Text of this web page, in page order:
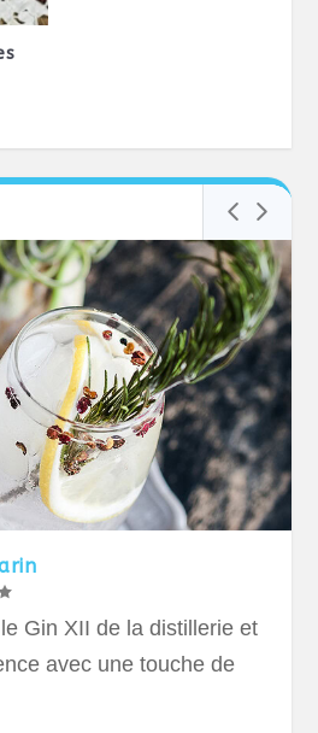
Gin XII de la distillerie et
avec une touche de